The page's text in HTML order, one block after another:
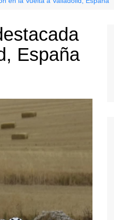
España